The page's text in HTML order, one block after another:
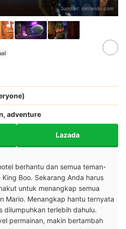
Sumber: nintendo.com
adventure
Lazada
berhantu dan semua teman-
Boo. Sekarang Anda harus
untuk menangkap semua
Mario. Menangkap hantu ternyata
dilumpuhkan terlebih dahulu.
permainan, makin bertambah